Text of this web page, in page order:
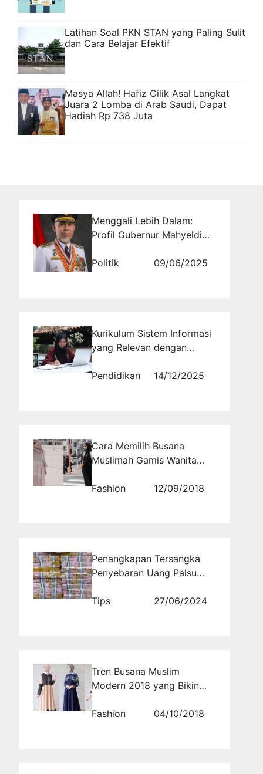
Latihan Soal PKN STAN yang Paling Sulit
dan Cara Belajar Efektif
Masya Allah! Hafiz Cilik Asal Langkat
Juara 2 Lomba di Arab Saudi, Dapat
Hadiah Rp 738 Juta
Menggali Lebih Dalam:
Profil Gubernur Mahyeldi
Sumatera Barat dan
Politik 09/06/2025
Kurikulum Sistem Informasi
yang Relevan dengan
Masoem University
Pendidikan 14/12/2025
Cara Memilih Busana
Muslimah Gamis Wanita
Fashion
12/09/2018
Penangkapan Tersangka
Penyebaran Uang Palsu
Polda Metro Jaya
Tips 27/06/2024
Tren Busana Muslim
Modern 2018 yang Bikin
Fashion
04/10/2018